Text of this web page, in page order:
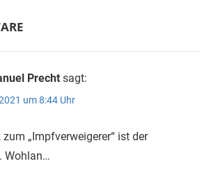
Precht sagt:
um 8:44 Uhr
„Impfverweigerer“ ist der
Wohlan…